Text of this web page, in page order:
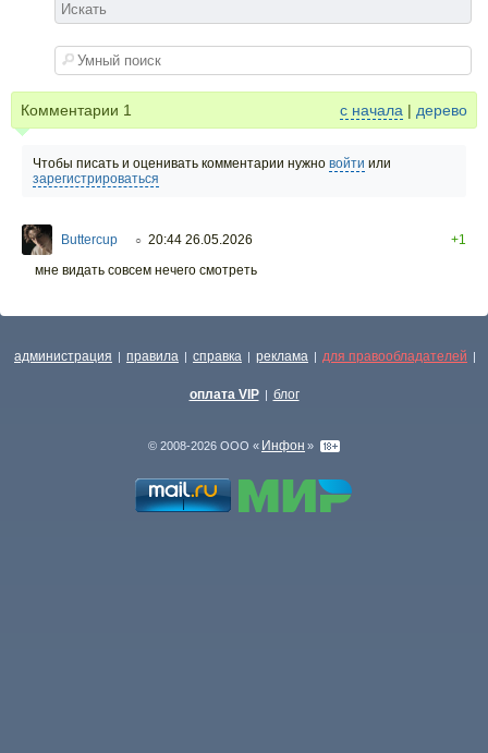
Комментарии 1 с начала | дерево
Чтобы писать и оценивать комментарии нужно войти или
зарегистрироваться
Buttercup ○ 20:44 26.05.2026
+1
мне видать совсем нечего смотреть
администрация | правила | справка | реклама | для правообладателей |
оплата VIP | блог
© 2008-2026 ООО « Инфон »